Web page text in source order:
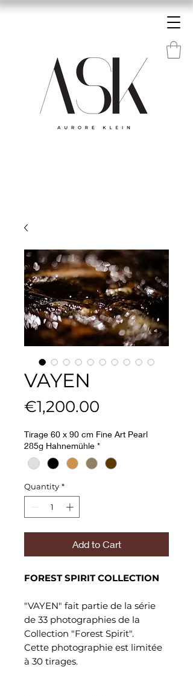
VAYEN
€1,200.00
Tirage 60 x 90 cm Fine Art Pearl
285g Hahnemühle *
Quantity *
Add to Cart
FOREST SPIRIT COLLECTION
"VAYEN" fait partie de la série
de 33 photographies de la
Collection "Forest Spirit".
Cette photographie est limitée
à 30 tirages.